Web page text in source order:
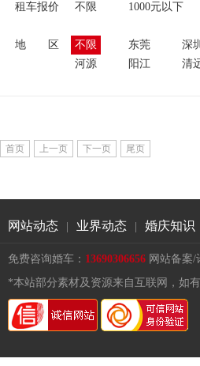
租车报价 不限 1000元以下
地 区 不限 东莞 深圳
河源
阳江 清
首页 上一页 下一页 尾页
网站动态 业界动态 婚庆知识
免费咨询婚车： 13690306656 网站备案/
*本站部分素材及资源来自互联网，如